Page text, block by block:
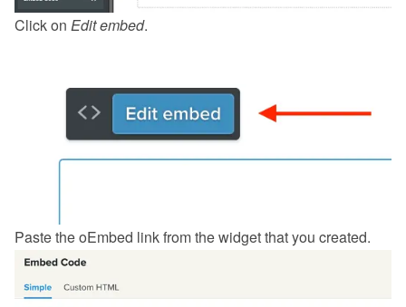
Click on Edit embed.
Paste the oEmbed link from the widget that you created.